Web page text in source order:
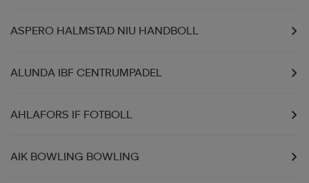
ASPERO HALMSTAD NIU HANDBOLL
ALUNDA IBF CENTRUMPADEL
AHLAFORS IF FOTBOLL
AIK BOWLING BOWLING